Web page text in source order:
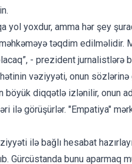
yoxdur, amma hər şey
təqdim
- prezident jurnalistlərə
vəziyyəti, onun sözlərinə
diqqətlə izlənilir, onun
ilə görüşürlər. "Empatiya"
ilə bağlı hesabat
Gürcüstanda bunu aparmaq